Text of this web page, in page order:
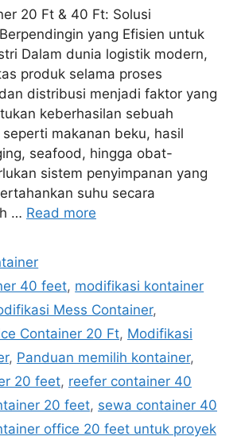
20 Ft & 40 Ft: Solusi
yang Efisien untuk
Dalam dunia logistik modern,
produk selama proses
distribusi menjadi faktor yang
keberhasilan sebuah
makanan beku, hasil
seafood, hingga obat-
sistem penyimpanan yang
suhu secara
… Read more
40 feet, modifikasi kontainer
Mess Container,
Container 20 Ft, Modifikasi
, Panduan memilih kontainer,
20 feet, reefer container 40
20 feet, sewa container 40
office 20 feet untuk proyek